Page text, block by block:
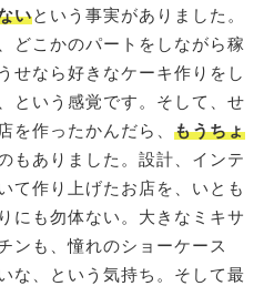
いという事実がありました。
どこかのパートをしながら稼
せなら好きなケーキ作りをし
という感覚です。そして、せ
を作ったかんだら、もうちょ
もありました。設計、インテ
て作り上げたお店を、いとも
にも勿体ない。大きなミキサ
ンも、憧れのショーケース
な、という気持ち。そして最